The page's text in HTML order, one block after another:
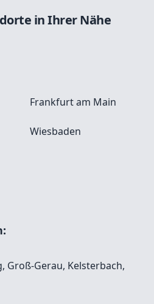
in Ihrer Nähe
Frankfurt am Main
Wiesbaden
, Groß-Gerau, Kelsterbach,